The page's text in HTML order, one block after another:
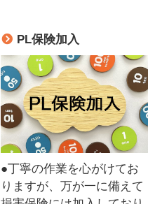
PL保険加入
●丁寧の作業を心がけてお
りますが、万が一に備えて